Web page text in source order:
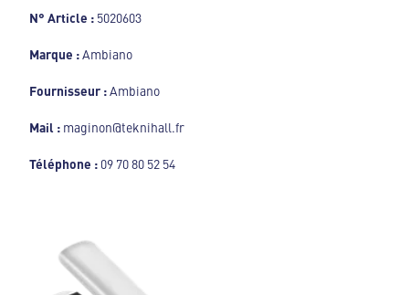
N° Article : 5020603
Marque :Ambiano
Fournisseur :Ambiano
Mail : maginon@teknihall.fr
Téléphone : 09 70 80 52 54